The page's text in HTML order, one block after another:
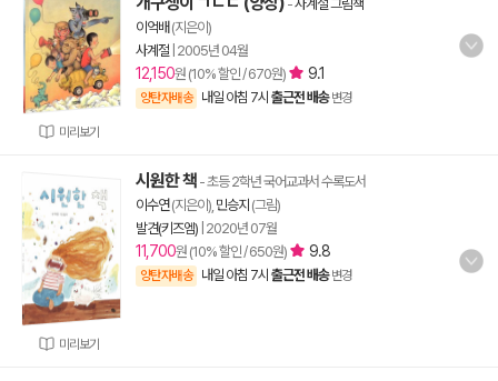
미리보기
-사계절 그림책
이억배 (지은이)
사계절 2005년 04월
12,150원 (10% 할인 / 670원) 9.1
양탄자배송 내일 아침 7시 출근전 배송 변경
미리보기
시원한 책 - 초등 2학년 국어교과서 수록도서
이수연(지은이), 민승지 (그림)
발견(키즈엠) 2020년 07월
11,700원 (10% 할인 / 650원) 9.8
양탄자배송 내일 아침 7시 출근전 배송 변경